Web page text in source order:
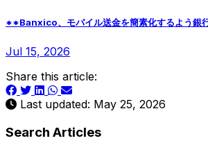
**Banxico、モバイル送金を簡素化するよう銀
Jul 15, 2026
Share this article:
Last updated: May 25, 2026
Search Articles